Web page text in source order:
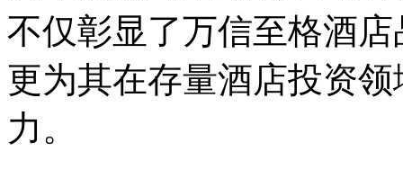
不仅彰显了万信至格酒
更为其在存量酒店投资
力。